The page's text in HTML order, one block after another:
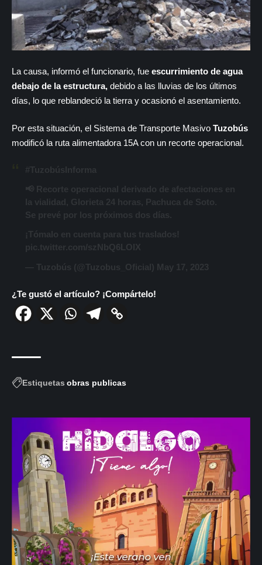
La causa, informó el funcionario, fue escurrimiento de agua
debajo de la estructura, debido a las lluvias de los últimos
días, lo que reblandeció la tierra y ocasionó el asentamiento.
Por esta situación, el Sistema de Transporte Masivo Tuzobús
modificó la ruta alimentadora 15A con un recorte operacional.
¿Te gustó el artículo? ¡Compártelo!
Estiquetas obras publicas